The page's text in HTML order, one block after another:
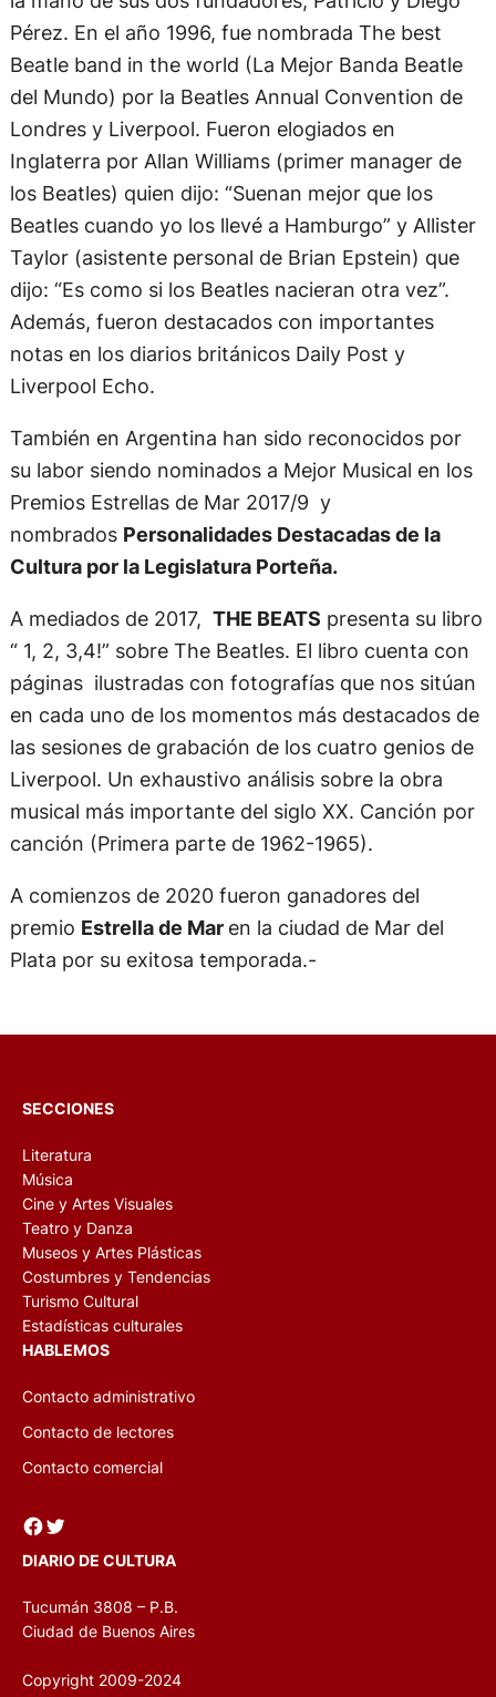
Pérez. En el año 1996, fue nombrada The best
Beatle band in the world (La Mejor Banda Beatle
del Mundo) por la Beatles Annual Convention de
Londres y Liverpool. Fueron elogiados en
Inglaterra por Allan Williams (primer manager de
los Beatles) quien dijo: “Suenan mejor que los
Beatles cuando yo los llevé a Hamburgo” y Allister
Taylor (asistente personal de Brian Epstein) que
dijo: “Es como si los Beatles nacieran otra vez”.
Además, fueron destacados con importantes
notas en los diarios británicos Daily Post y
Liverpool Echo.
También en Argentina han sido reconocidos por
su labor siendo nominados a Mejor Musical en los
Premios Estrellas de Mar 2017/9 y
nombrados Personalidades Destacadas de la
Cultura por la Legislatura Porteña.
A mediados de 2017, THE BEATS presenta su libro
“ 1, 2, 3,4!” sobre The Beatles. El libro cuenta con
páginas ilustradas con fotografías que nos sitúan
en cada uno de los momentos más destacados de
las sesiones de grabación de los cuatro genios de
Liverpool. Un exhaustivo análisis sobre la obra
musical más importante del siglo XX. Canción por
canción (Primera parte de 1962-1965).
A comienzos de 2020 fueron ganadores del
premio Estrella de Mar en la ciudad de Mar del
Plata por su exitosa temporada.-
SECCIONES
Literatura
Música
Cine y Artes Visuales
Teatro y Danza
Museos y Artes Plásticas
Costumbres y Tendencias
Turismo Cultural
Estadísticas culturales
HABLEMOS
Contacto administrativo
Contacto de lectores
Contacto comercial
Facebook Twitter
DIARIO DE CULTURA
Tucumán 3808 – P.B.
Ciudad de Buenos Aires
Copyright 2009-2024